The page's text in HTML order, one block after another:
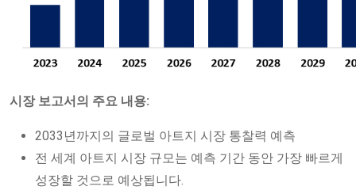
시장 보고서의 주요 내용:
2033년까지의 글로벌 아트지 시장 통찰력 예측
전 세계 아트지 시장 규모는 예측 기간 동안 가장 빠르게
성장할 것으로 예상됩니다.